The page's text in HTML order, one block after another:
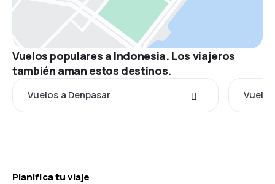
Vuelos populares a Indonesia. Los viajeros
también aman estos destinos.
Vuelos a Denpasar
Planifica tu viaje